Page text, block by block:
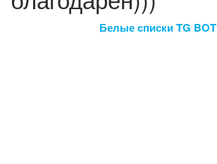
Белые списки TG BOT